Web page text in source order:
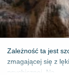
Zależność ta jest
zmagającej się z
psychicznej. Na...